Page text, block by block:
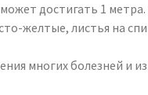
достигать 1
желтые, листья на
многих болезней и